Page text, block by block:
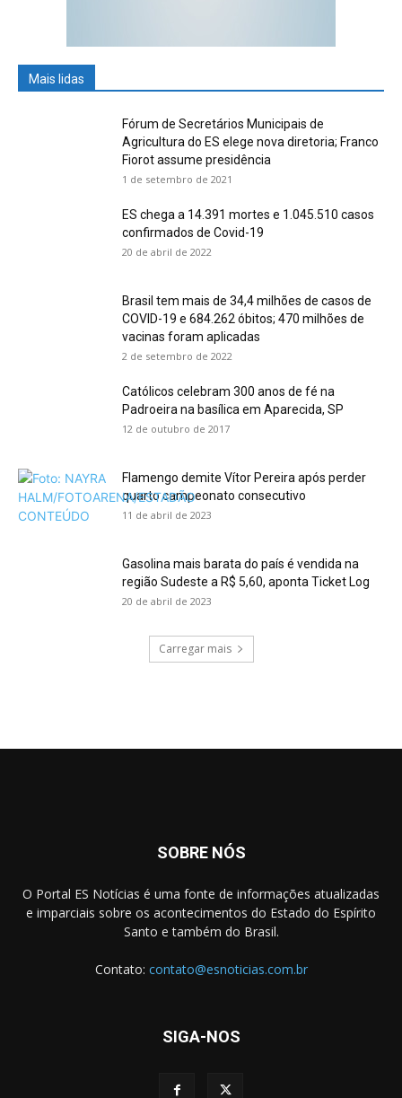
Mais lidas
Fórum de Secretários Municipais de
Agricultura do ES elege nova diretoria; Franco
Fiorot assume presidência
1 de setembro de 2021
ES chega a 14.391 mortes e 1.045.510 casos
confirmados de Covid-19
20 de abril de 2022
Brasil tem mais de 34,4 milhões de casos de
COVID-19 e 684.262 óbitos; 470 milhões de
vacinas foram aplicadas
2 de setembro de 2022
Católicos celebram 300 anos de fé na
Padroeira na basílica em Aparecida, SP
12 de outubro de 2017
Flamengo demite Vítor Pereira após perder
quarto campeonato consecutivo
11 de abril de 2023
Gasolina mais barata do país é vendida na
região Sudeste a R$ 5,60, aponta Ticket Log
20 de abril de 2023
Carregar mais
SOBRE NÓS
O Portal ES Notícias é uma fonte de informações atualizadas
e imparciais sobre os acontecimentos do Estado do Espírito
Santo e também do Brasil.
Contato: contato@esnoticias.com.br
SIGA-NOS